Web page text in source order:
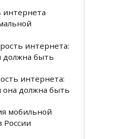
интернета
интернета:
должна быть
интернета:
она должна быть
мобильной
России